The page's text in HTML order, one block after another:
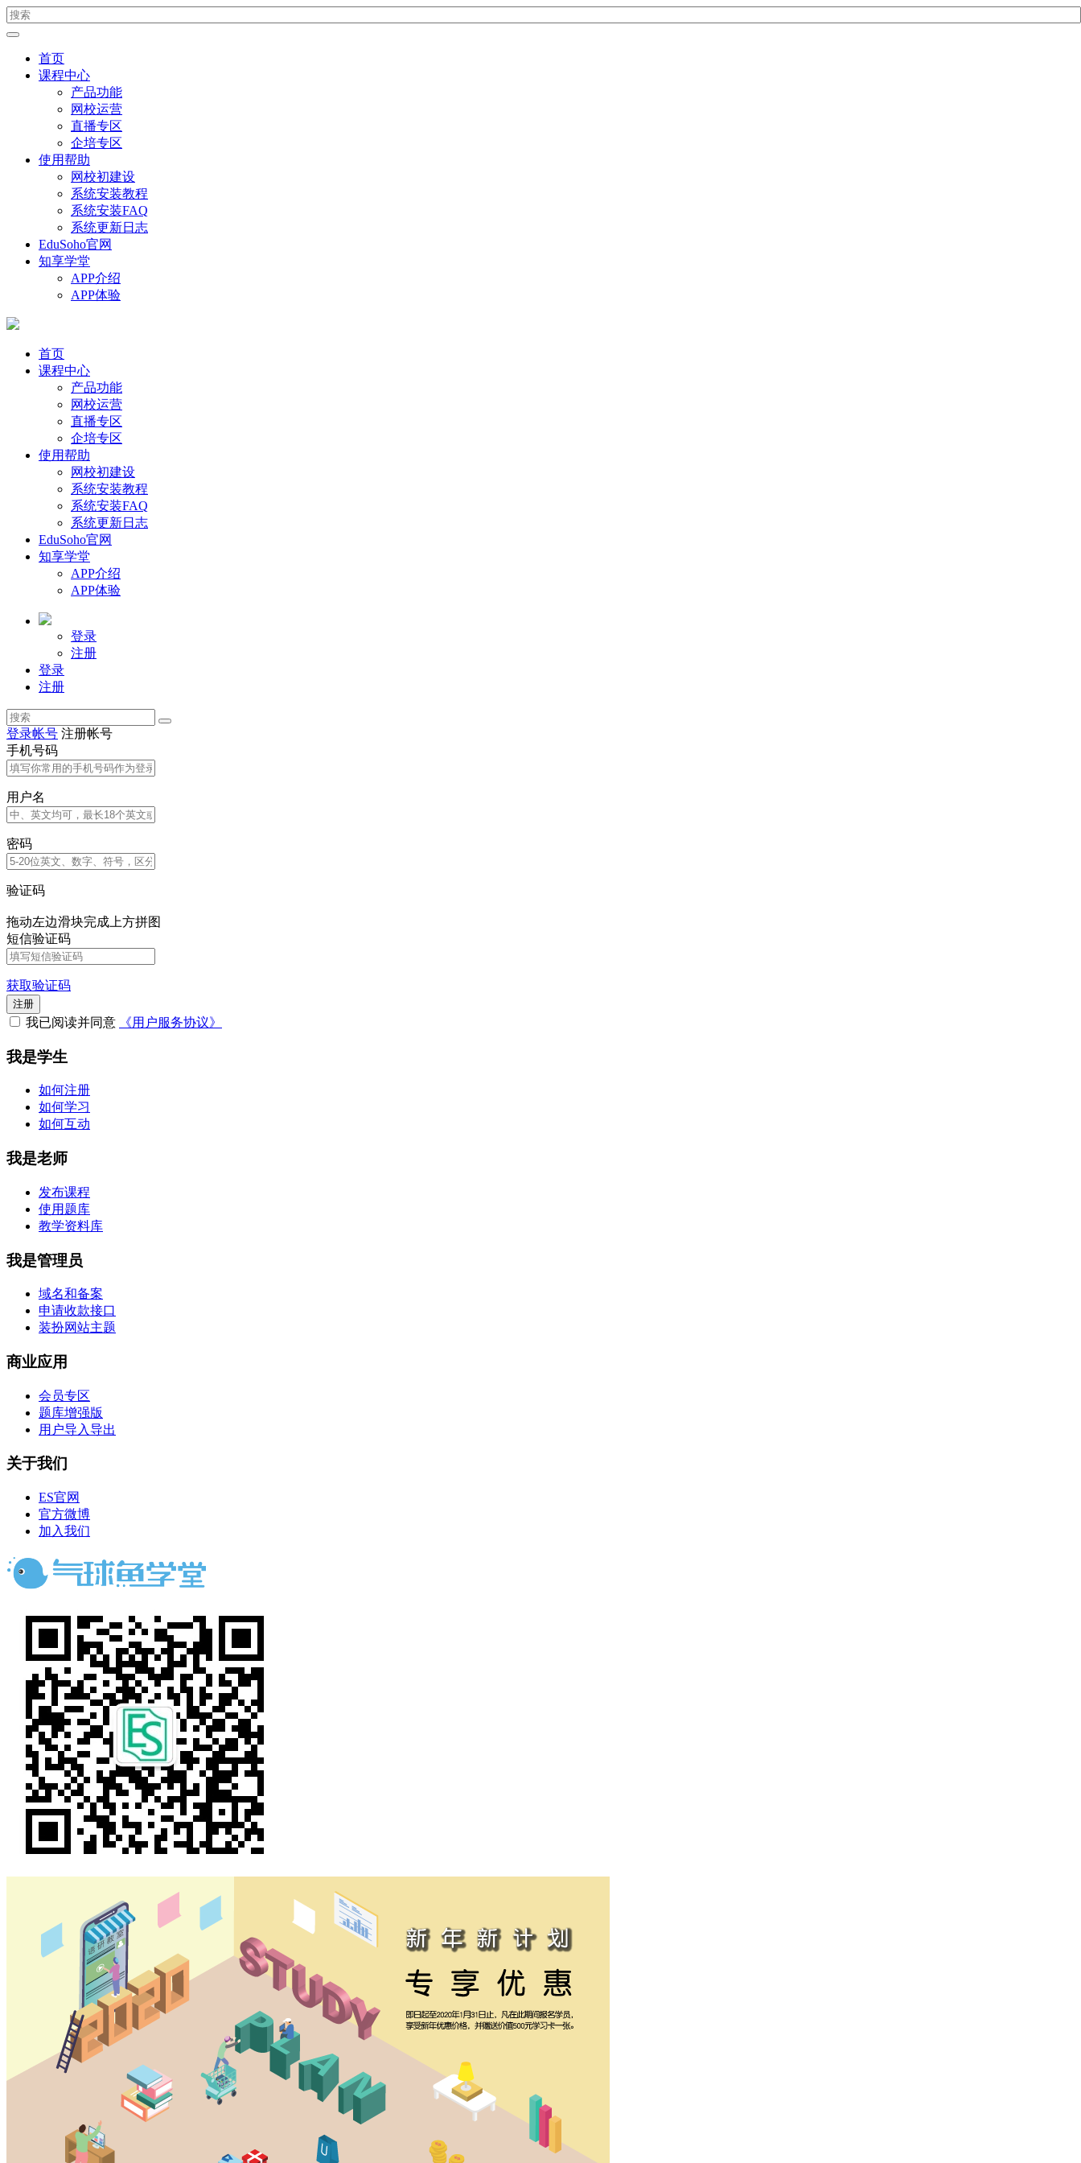
首页
课程中心
产品功能
网校运营
直播专区
企培专区
使用帮助
网校初建设
系统安装教程
系统安装FAQ
系统更新日志
EduSoho官网
知享学堂
APP介绍
APP体验
首页
课程中心
产品功能
网校运营
直播专区
企培专区
使用帮助
网校初建设
系统安装教程
系统安装FAQ
系统更新日志
EduSoho官网
知享学堂
APP介绍
APP体验
登录
注册
登录
注册
登录帐号 注册帐号
手机号码
用户名
密码
验证码
拖动左边滑块完成上方拼图
短信验证码
获取验证码
注册
我已阅读并同意 《用户服务协议》
我是学生
如何注册
如何学习
如何互动
我是老师
发布课程
使用题库
教学资料库
我是管理员
域名和备案
申请收款接口
装扮网站主题
商业应用
会员专区
题库增强版
用户导入导出
关于我们
ES官网
官方微博
加入我们